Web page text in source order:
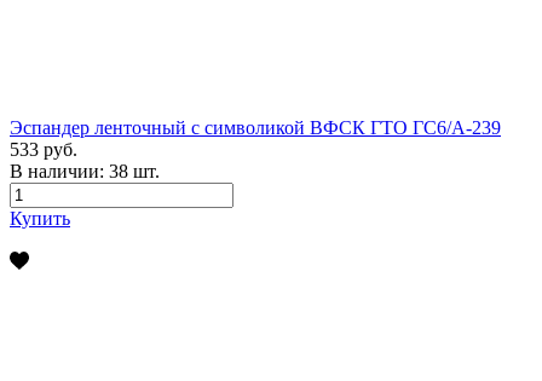
Эспандер ленточный с символикой ВФСК ГТО ГС6/А-239
533 руб.
В наличии: 38 шт.
Купить